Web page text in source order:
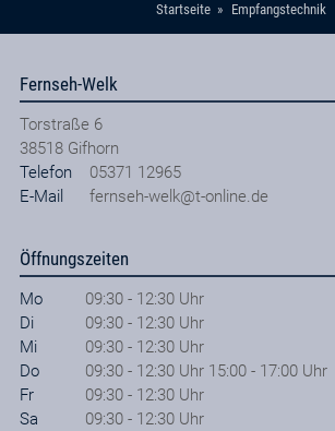
Startseite Empfangstechnik
Fernseh-Welk
Torstraße 6
38518 Gifhorn
Telefon
05371 12965
E-Mail
fernseh-welk@t-online.de
Öffnungszeiten
Mo
09:30 - 12:30 Uhr
Di
09:30 - 12:30 Uhr
Mi
09:30 - 12:30 Uhr
Do
09:30 - 12:30 Uhr 15:00 - 17:00 Uhr
Fr
09:30 - 12:30 Uhr
Sa
09:30 - 12:30 Uhr